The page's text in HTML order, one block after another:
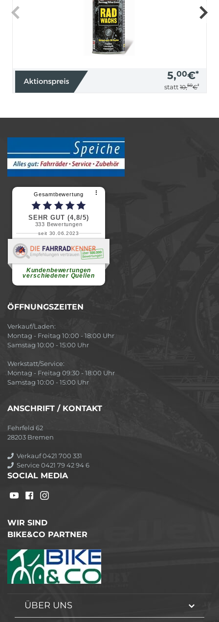
5,00€*
statt 10,50€*
Gesamtbewertung ⠇
SEHR GUT (4,8/5)
333 Bewertungen
seit 30.06.2023
Kundenbewertungen
verschiedener Quellen
Renate H.
Vielen Dank für ein herzliches
ÖFFNUNGSZEITEN
Verkauf/Laden:
Montag - Freitag 10:00 - 18:00 Uhr
Samstag 10:00 - 15:00 Uhr
Werkstatt/Service:
Montag - Freitag 09:30 - 18:00 Uhr
Samstag 10:00 - 15:00 Uhr
ANSCHRIFT / KONTAKT
Fehrfeld 62
28203 Bremen
Verkauf 0421 700 331
Service 0421 79 42 94 6
SOCIAL MEDIA
WIR SIND
BIKE&CO PARTNER
ÜBER UNS